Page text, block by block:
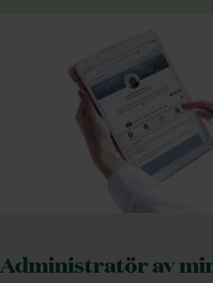
Administratör av